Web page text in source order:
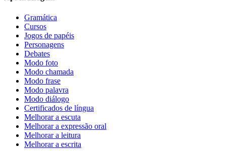
Gramática
Cursos
Jogos de papéis
Personagens
Debates
Modo foto
Modo chamada
Modo frase
Modo palavra
Modo diálogo
Certificados de língua
Melhorar a escuta
Melhorar a expressão oral
Melhorar a leitura
Melhorar a escrita